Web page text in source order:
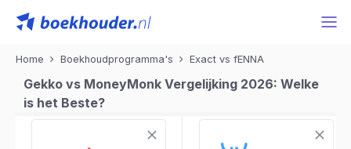
Home Boekhoudprogramma's Exact vs fENNA
Gekko vs MoneyMonk Vergelijking 2026: Welke
is het Beste?